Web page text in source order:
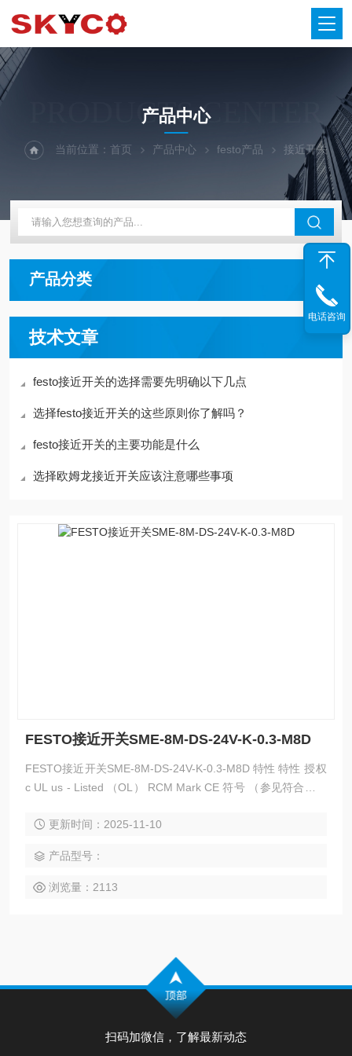
PRODUCTS CENTER
产品中心
当前位置： 首页 产品中心 festo产品 接近开关
产品分类
技术文章
festo接近开关的选择需要先明确以下几点
选择festo接近开关的这些原则你了解吗？
festo接近开关的主要功能是什么
选择欧姆龙接近开关应该注意哪些事项
FESTO接近开关SME-8M-DS-24V-K-0.3-M8D
FESTO接近开关SME-8M-DS-24V-K-0.3-M8D 特性 特性 授权
c UL us - Listed （OL） RCM Mark CE 符号 （参见符合的标
合 RoHS 测量原则 舌簧磁铁
更新时间：2025-11-10
产品型号：
浏览量：2113
扫码加微信，了解最新动态
电话咨询